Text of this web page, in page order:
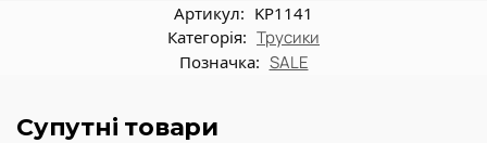
Артикул: KP1141
Категорія: Трусики
Позначка: SALE
Супутні товари